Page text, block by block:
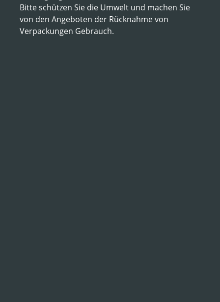
Bitte schützen Sie die Umwelt und machen Sie
von den Angeboten der Rücknahme von
Verpackungen Gebrauch.